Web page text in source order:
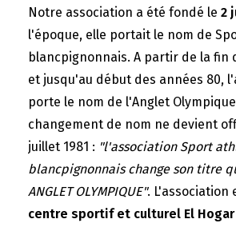
Notre association a été fondé le 2
l'époque, elle portait le nom de
blancpignonnais. A partir de la fin
et jusqu'au début des années 80,
porte le nom de l'Anglet
changement de nom ne devient
juillet 1981 : "l'association Sport
blancpignonnais change son titre
ANGLET OLYMPIQUE". L'association
centre sportif et culturel El